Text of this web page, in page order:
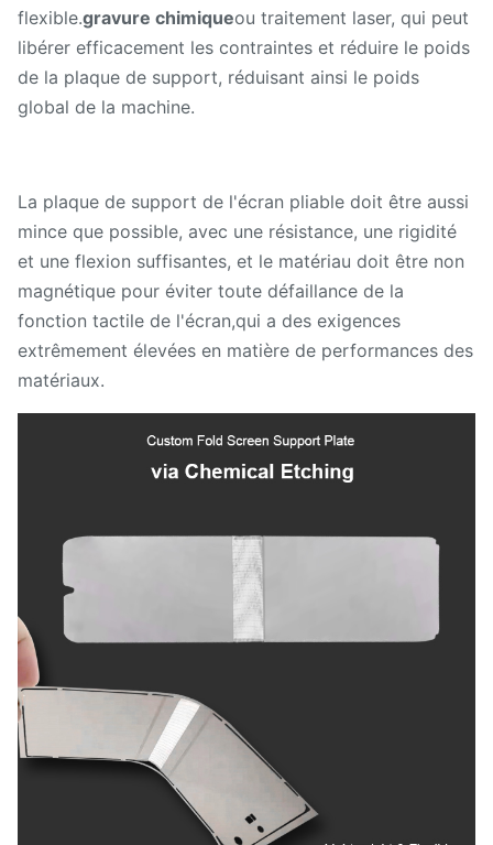
flexible.gravure chimiqueou traitement laser, qui peut
libérer efficacement les contraintes et réduire le poids
de la plaque de support, réduisant ainsi le poids
global de la machine.
La plaque de support de l'écran pliable doit être aussi
mince que possible, avec une résistance, une rigidité
et une flexion suffisantes, et le matériau doit être non
magnétique pour éviter toute défaillance de la
fonction tactile de l'écran,qui a des exigences
extrêmement élevées en matière de performances des
matériaux.